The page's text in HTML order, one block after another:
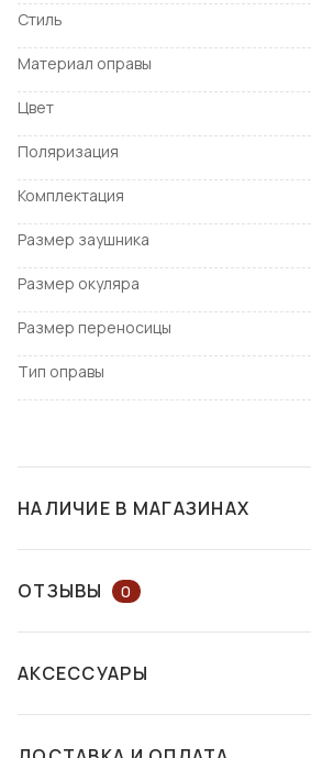
Стиль
Материал оправы
Цвет
Поляризация
Комплектация
Размер заушника
Размер окуляра
Размер переносицы
Тип оправы
НАЛИЧИЕ В МАГАЗИНАХ
НАЛИЧИЕ В МАГАЗИНАХ
пр. Дмитрия Яворницкого, 46
Есть в
ОТЗЫВЫ 0
ВОПРОС КОНСУЛЬТАНТУ
АКСЕССУАРЫ